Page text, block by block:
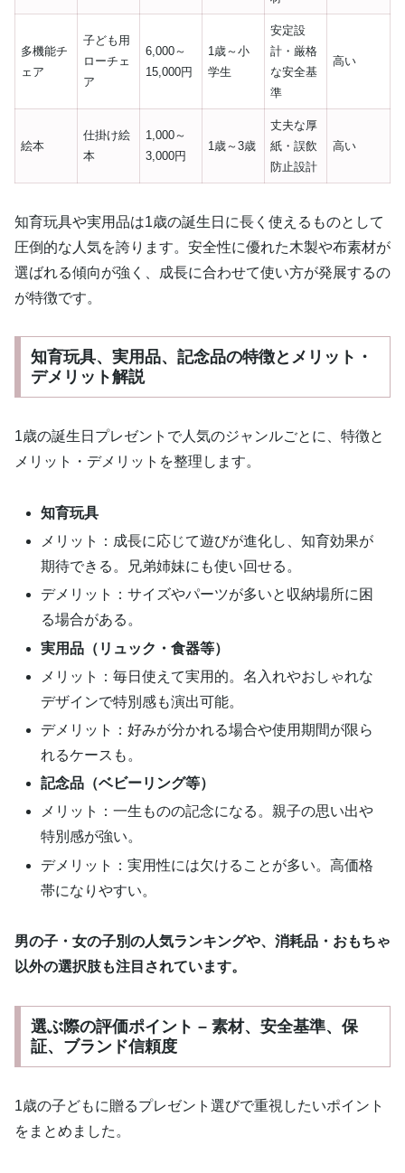
多機能チ
ェア
子ども用
ローチェ
ア
6,000～
15,000円
1歳～小
学生
安定設
計・厳格
な安全基
準
高い
絵本
仕掛け絵
本
1,000～
3,000円
1歳～3歳
丈夫な厚
紙・誤飲
防止設計
高い
知育玩具や実用品は1歳の誕生日に長く使えるものとして
圧倒的な人気を誇ります。安全性に優れた木製や布素材が
選ばれる傾向が強く、成長に合わせて使い方が発展するの
が特徴です。
知育玩具、実用品、記念品の特徴とメリット・
デメリット解説
1歳の誕生日プレゼントで人気のジャンルごとに、特徴と
メリット・デメリットを整理します。
知育玩具
メリット：成長に応じて遊びが進化し、知育効果が
期待できる。兄弟姉妹にも使い回せる。
デメリット：サイズやパーツが多いと収納場所に困
る場合がある。
実用品（リュック・食器等）
メリット：毎日使えて実用的。名入れやおしゃれな
デザインで特別感も演出可能。
デメリット：好みが分かれる場合や使用期間が限ら
れるケースも。
記念品（ベビーリング等）
メリット：一生ものの記念になる。親子の思い出や
特別感が強い。
デメリット：実用性には欠けることが多い。高価格
帯になりやすい。
男の子・女の子別の人気ランキングや、消耗品・おもちゃ
以外の選択肢も注目されています。
選ぶ際の評価ポイント – 素材、安全基準、保
証、ブランド信頼度
1歳の子どもに贈るプレゼント選びで重視したいポイント
をまとめました。